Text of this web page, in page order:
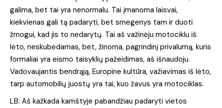
galima, bet tai yra nenormalu. Tai įmanoma laisvai,
kiekvienas gali tą padaryti, bet smegenys tam ir duoti
žmogui, kad jis to nedarytų. Tai aš važinėju motociklu iš
lėto, neskubėdamas, bet, žinoma, pagrindinį privalumą, kuris
formaliai yra eismo taisyklių pažeidimas, aš išnaudoju.
Vadovaujantis bendrąją, Europine kultūra, važiavimas iš lėto,
tarp automobilių juostų yra tai, kuo žavus yra motociklas.
LB: Aš kažkada kamštyje pabandžiau padaryti vietos